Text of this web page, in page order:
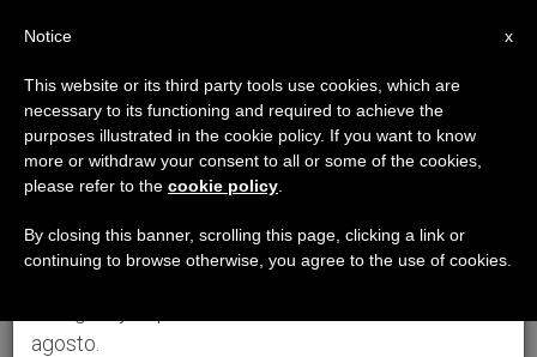
×
Aviso importante
Del 27 de julio al 7 de agosto haremos la pausa
anual, aprovechando que en el periodo de verano
se generan menos informaciones y también el
agosto.
x
Notice
This website or its third party tools use cookies, which are
necessary to its functioning and required to achieve the
purposes illustrated in the cookie policy. If you want to know
more or withdraw your consent to all or some of the cookies,
please refer to the cookie policy
By closing this banner, scrolling this page, clicking a link or
continuing to browse otherwise, you agree to the use of cookies.